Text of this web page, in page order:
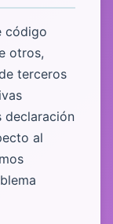
código
otros,
terceros
declaración
al